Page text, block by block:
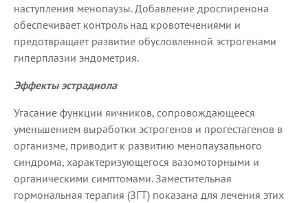
наступления менопаузы. Добавление дроспиренона
обеспечивает контроль над кровотечениями и
предотвращает развитие обусловленной эстрогенами
гиперплазии эндометрия.
Эффекты эстрадиола
Угасание функции яичников, сопровождающееся
уменьшением выработки эстрогенов и прогестагенов в
организме, приводит к развитию менопаузального
синдрома, характеризующегося вазомоторными и
органическими симптомами. Заместительная
гормональная терапия (ЗГТ) показана для лечения этих